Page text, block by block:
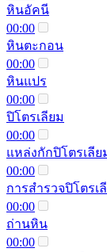
หินอัคนี
00:00
หินตะกอน
00:00
หินแปร
00:00
ปิโตรเลียม
00:00
แหล่งกักปิโตรเลีย
00:00
การสำรวจปิโตรเ
00:00
ถ่านหิน
00:00